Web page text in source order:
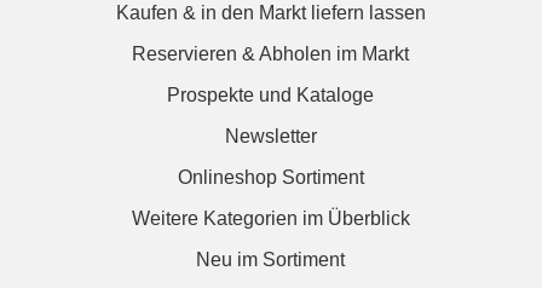
Kaufen & in den Markt liefern lassen
Reservieren & Abholen im Markt
Prospekte und Kataloge
Newsletter
Onlineshop Sortiment
Weitere Kategorien im Überblick
Neu im Sortiment